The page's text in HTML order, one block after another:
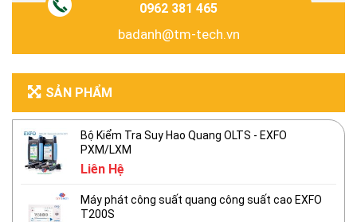
0962 381 465
badanh@tm-tech.vn
SẢN PHẨM
Bộ Kiểm Tra Suy Hao Quang OLTS - EXFO
PXM/LXM
Liên Hệ
Máy phát công suất quang công suất cao EXFO
T200S